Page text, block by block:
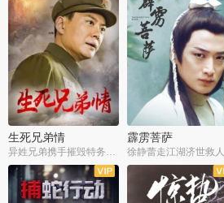
生死兄弟情
异姓兄弟携手摧毁特务阴谋
霹雳菩萨
徐静蕾走江湖济世救人
全22集
全39集